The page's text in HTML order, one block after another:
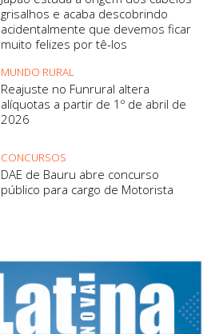
grisalhos e acaba descobrindo
acidentalmente que devemos ficar
muito felizes por tê-los
MUNDO RURAL
Reajuste no Funrural altera
alíquotas a partir de 1º de abril de
2026
CONCURSOS
DAE de Bauru abre concurso
público para cargo de Motorista